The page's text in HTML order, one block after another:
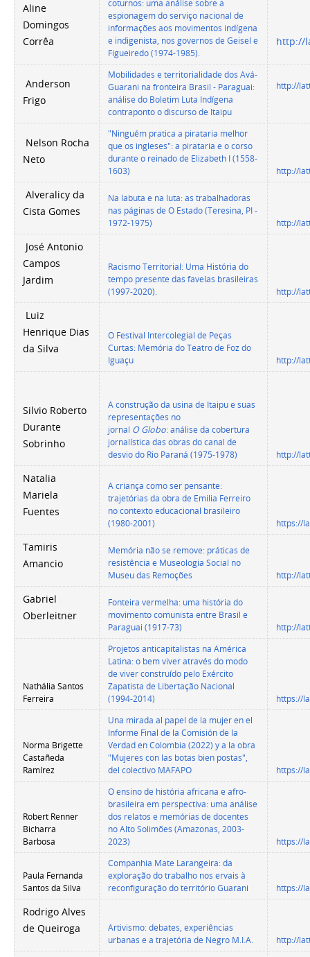
Aline
Domingos
Corrêa
coturnos: uma análise sobre a
espionagem do serviço nacional de
informações aos movimentos indígena
e indigenista, nos governos de Geisel e
Figueiredo (1974-1985).
http://
Anderson
Frigo
Mobilidades e territorialidade dos Avá-
Guarani na fronteira Brasil - Paraguai:
análise do Boletim Luta Indígena
contraponto o discurso de Itaipu
http://
Nelson Rocha
Neto
"Ninguém pratica a pirataria melhor
que os ingleses": a pirataria e o corso
durante o reinado de Elizabeth I (1558-
1603)
http://
Alveralicy da
Cista Gomes
Na labuta e na luta: as trabalhadoras
nas páginas de O Estado (Teresina, PI -
1972-1975)
http://
José Antonio
Campos
Jardim
Racismo Territorial: Uma História do
tempo presente das favelas brasileiras
(1997-2020).
http://
Luiz
Henrique Dias
da Silva
O Festival Intercolegial de Peças
Curtas: Memória do Teatro de Foz do
Iguaçu
http://
Silvio Roberto
Durante
Sobrinho
Aconstrução da usina de Itaipu e suas
representações no
jornal O Globo: análise da cobertura
jornalística das obras do canal de
desvio do Rio Paraná (1975-1978)
http://
Natalia
Mariela
Fuentes
A criança como ser pensante:
trajetórias da obra de Emilia Ferreiro
no contexto educacional brasileiro
(1980-2001)
https://
Tamiris
Amancio
Memória não se remove: práticas de
resistência e Museologia Social no
Museu das Remoções
http://
Gabriel
Oberleitner
Fonteira vermelha: uma história do
movimento comunista entre Brasil e
Paraguai (1917-73)
http://
Nathália Santos
Ferreira
Projetos anticapitalistas na América
Latina: o bem viver através do modo
de viver construído pelo Exército
Zapatista de Libertação Nacional
(1994-2014)
https://
Norma Brigette
Castañeda
Ramírez
Una mirada al papel de la mujer en el
Informe Final de la Comisión de la
Verdad en Colombia (2022) y a la obra
"Mujeres con las botas bien postas",
del colectivo MAFAPO
https://
Robert Renner
Bicharra
Barbosa
O ensino de história africana e afro-
brasileira em perspectiva: uma análise
dos relatos e memórias de docentes
no Alto Solimões (Amazonas, 2003-
2023)
https://
Paula Fernanda
Santos da Silva
Companhia Mate Larangeira: da
exploração do trabalho nos ervais à
reconfiguração do território Guarani
https://
Rodrigo Alves
de Queiroga
Artivismo: debates, experiências
urbanas e a trajetória de Negro M.I.A.
http://